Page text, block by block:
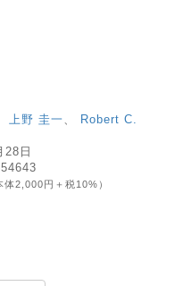
上野 圭一 、
Robert C.
28日
体2,000円＋税10%）